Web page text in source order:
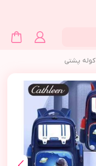
كوله پشتي